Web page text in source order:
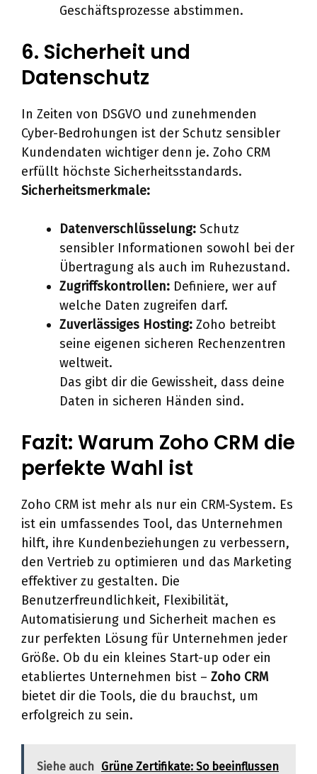
Geschäftsprozesse abstimmen.
6. Sicherheit und
Datenschutz
In Zeiten von DSGVO und zunehmenden
Cyber-Bedrohungen ist der Schutz sensibler
Kundendaten wichtiger denn je. Zoho CRM
erfüllt höchste Sicherheitsstandards.
Sicherheitsmerkmale:
Datenverschlüsselung: Schutz
sensibler Informationen sowohl bei der
Übertragung als auch im Ruhezustand.
Zugriffskontrollen: Definiere, wer auf
welche Daten zugreifen darf.
Zuverlässiges Hosting: Zoho betreibt
seine eigenen sicheren Rechenzentren
weltweit.
Das gibt dir die Gewissheit, dass deine
Daten in sicheren Händen sind.
Fazit: Warum Zoho CRM die
perfekte Wahl ist
Zoho CRM ist mehr als nur ein CRM-System. Es
ist ein umfassendes Tool, das Unternehmen
hilft, ihre Kundenbeziehungen zu verbessern,
den Vertrieb zu optimieren und das Marketing
effektiver zu gestalten. Die
Benutzerfreundlichkeit, Flexibilität,
Automatisierung und Sicherheit machen es
zur perfekten Lösung für Unternehmen jeder
Größe. Ob du ein kleines Start-up oder ein
etabliertes Unternehmen bist – Zoho CRM
bietet dir die Tools, die du brauchst, um
erfolgreich zu sein.
Siehe auch Grüne Zertifikate: So beeinflussen